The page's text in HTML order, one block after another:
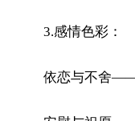
3.感情色彩：
依恋与不舍——